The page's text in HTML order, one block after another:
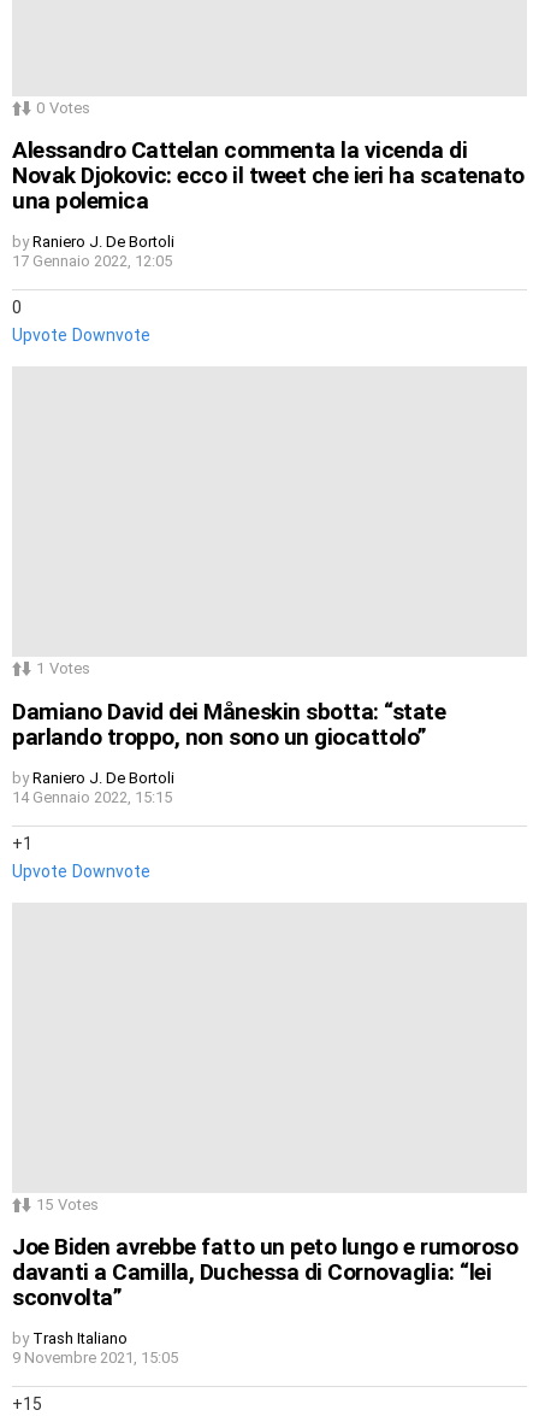
0 Votes
Alessandro Cattelan commenta la vicenda di
Novak Djokovic: ecco il tweet che ieri ha scatenato
una polemica
by Raniero J. De Bortoli
17 Gennaio 2022, 12:05
0
Upvote Downvote
1 Votes
Damiano David dei Måneskin sbotta: “state
parlando troppo, non sono un giocattolo”
by Raniero J. De Bortoli
14 Gennaio 2022, 15:15
1
Upvote Downvote
15 Votes
Joe Biden avrebbe fatto un peto lungo e rumoroso
davanti a Camilla, Duchessa di Cornovaglia: “lei
sconvolta”
by Trash Italiano
9 Novembre 2021, 15:05
15